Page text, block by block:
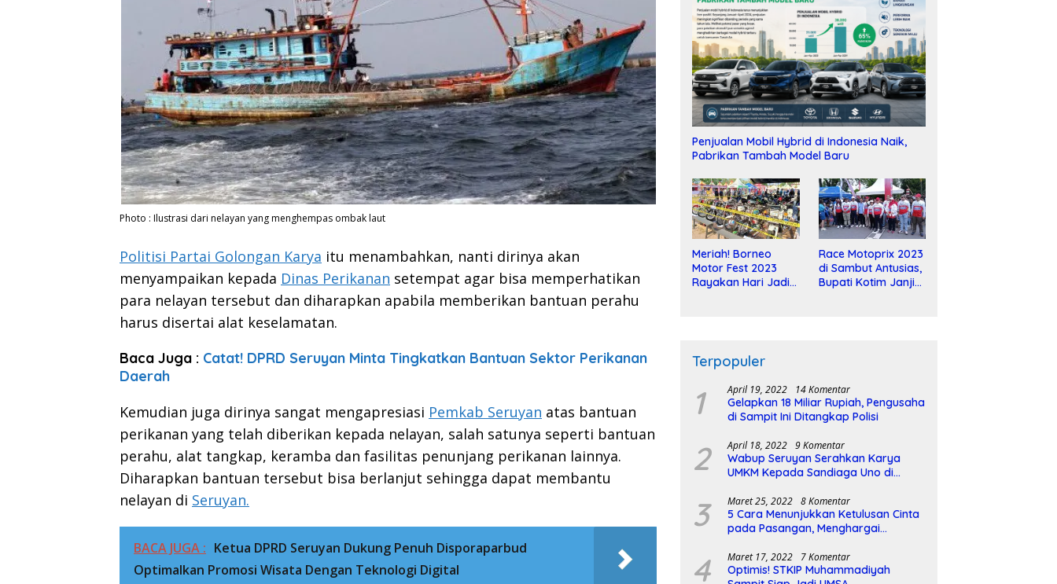
Photo : Ilustrasi dari nelayan yang menghempas ombak laut
Politisi Partai Golongan Karya itu menambahkan, nanti dirinya akan
menyampaikan kepada Dinas Perikanan setempat agar bisa memperhatikan
para nelayan tersebut dan diharapkan apabila memberikan bantuan perahu
harus disertai alat keselamatan.
Baca Juga : Catat! DPRD Seruyan Minta Tingkatkan Bantuan Sektor Perikanan
Daerah
Kemudian juga dirinya sangat mengapresiasi Pemkab Seruyan atas bantuan
perikanan yang telah diberikan kepada nelayan, salah satunya seperti bantuan
perahu, alat tangkap, keramba dan fasilitas penunjang perikanan lainnya.
Diharapkan bantuan tersebut bisa berlanjut sehingga dapat membantu
nelayan di Seruyan.
BACA JUGA : Ketua DPRD Seruyan Dukung Penuh Disporaparbud
Optimalkan Promosi Wisata Dengan Teknologi Digital
Penjualan Mobil Hybrid di Indonesia Naik,
Pabrikan Tambah Model Baru
Meriah! Borneo
Motor Fest 2023
Rayakan Hari Jadi
Race Motoprix 2023
di Sambut Antusias,
Bupati Kotim Janji
Terpopuler
1 April 19, 2022 14 Komentar
Gelapkan 18 Miliar Rupiah, Pengusaha
di Sampit Ini Ditangkap Polisi
2 April 18, 2022 9 Komentar
Wabup Seruyan Serahkan Karya
UMKM Kepada Sandiaga Uno di
3 Maret 25, 2022 8 Komentar
5 Cara Menunjukkan Ketulusan Cinta
pada Pasangan, Menghargai
4 Maret 17, 2022 7 Komentar
Optimis! STKIP Muhammadiyah